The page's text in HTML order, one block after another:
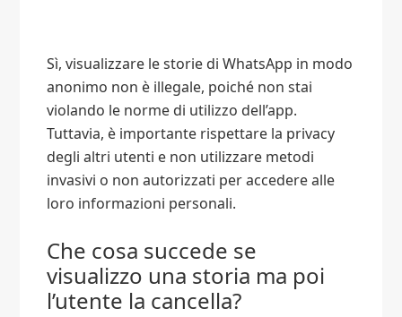
Sì, visualizzare le storie di WhatsApp in modo
anonimo non è illegale, poiché non stai
violando le norme di utilizzo dell’app.
Tuttavia, è importante rispettare la privacy
degli altri utenti e non utilizzare metodi
invasivi o non autorizzati per accedere alle
loro informazioni personali.
Che cosa succede se
visualizzo una storia ma poi
l’utente la cancella?